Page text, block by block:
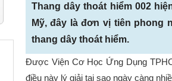
Thang dây thoát hiểm 002
Mỹ, đây là đơn vị tiên phong
thang dây thoát hiểm.
Được Viện Cơ Học Ứng Dụng
điều này lý giải tại sao ngày càng